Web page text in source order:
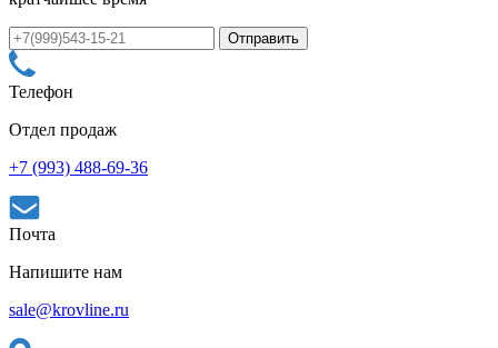
Телефон
Отдел продаж
+7 (993) 488-69-36
Почта
Напишите нам
sale@krovline.ru